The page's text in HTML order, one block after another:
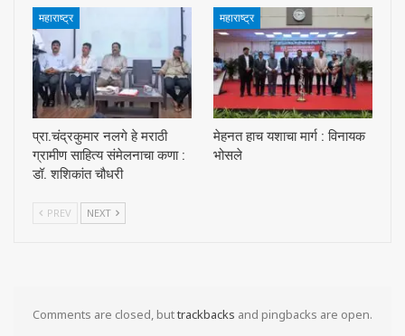
महाराष्ट्र
प्रा.चंद्रकुमार नलगे हे मराठी
ग्रामीण साहित्य संमेलनाचा कणा :
डॉ. शशिकांत चौधरी
महाराष्ट्र
मेहनत हाच यशाचा मार्ग : विनायक
भोसले
PREV NEXT
Comments are closed, buttrackbacks and pingbacks are open.